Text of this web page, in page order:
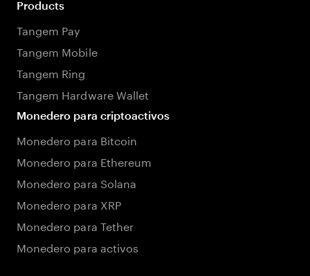
Products
Tangem Pay
Tangem Mobile
Tangem Ring
Tangem Hardware Wallet
Monedero para criptoactivos
Monedero para Bitcoin
Monedero para Ethereum
Monedero para Solana
Monedero para XRP
Monedero para Tether
Monedero para activos